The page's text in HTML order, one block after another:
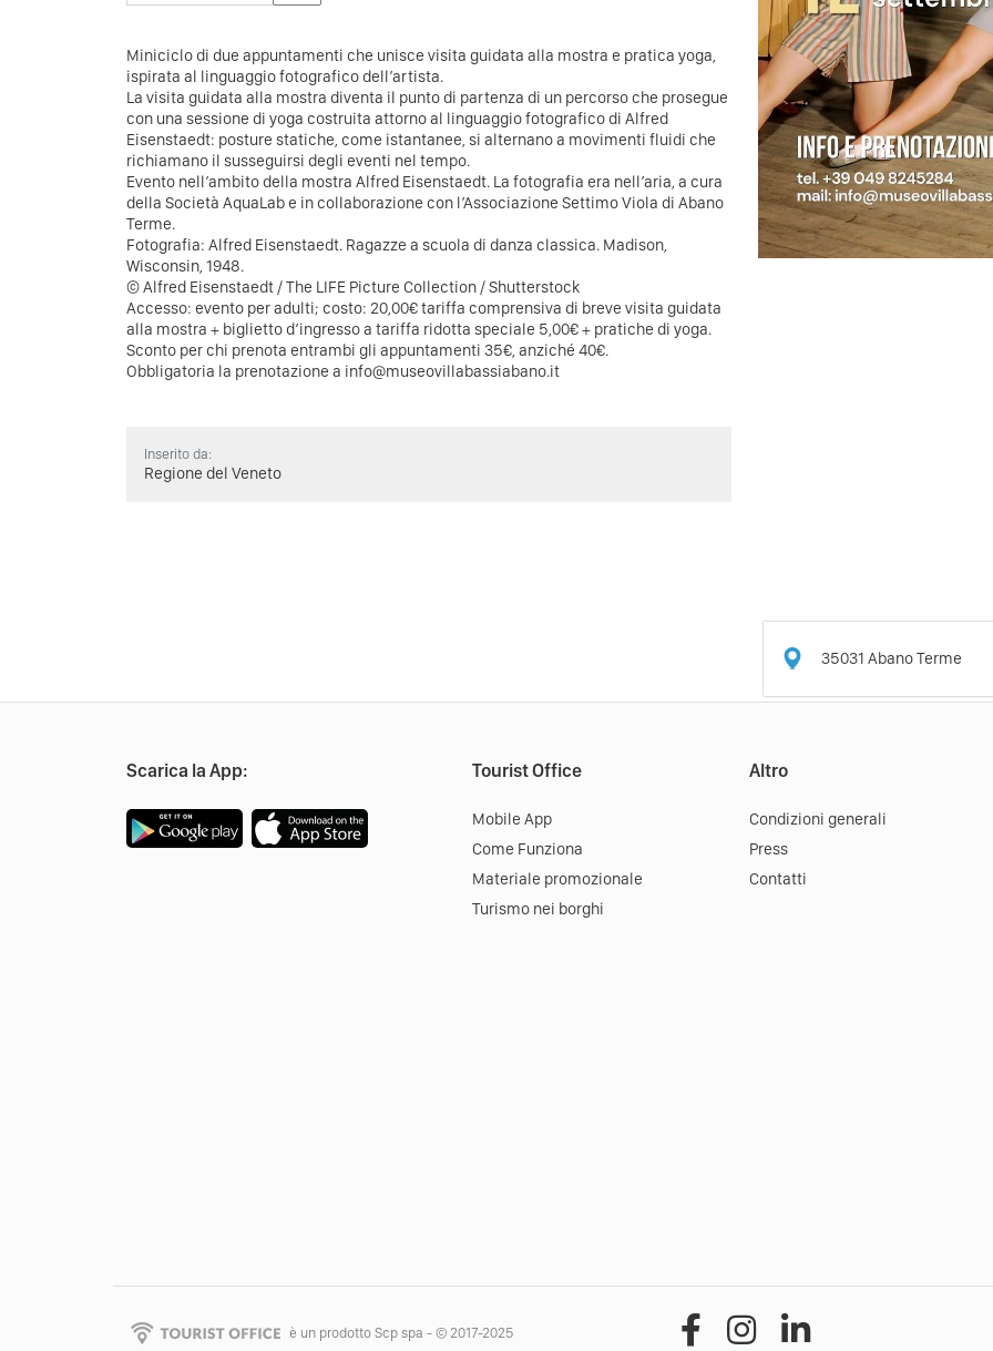
Miniciclo di due appuntamenti che unisce visita guidata alla mostra e pratica yoga,
ispirata al linguaggio fotografico dell’artista.
La visita guidata alla mostra diventa il punto di partenza di un percorso che prosegue
con una sessione di yoga costruita attorno al linguaggio fotografico di Alfred
Eisenstaedt: posture statiche, come istantanee, si alternano a movimenti fluidi che
richiamano il susseguirsi degli eventi nel tempo.
Evento nell’ambito della mostra Alfred Eisenstaedt. La fotografia era nell’aria, a cura
della Società AquaLab e in collaborazione con l’Associazione Settimo Viola di Abano
Terme.
Fotografia: Alfred Eisenstaedt. Ragazze a scuola di danza classica. Madison,
Wisconsin, 1948.
© Alfred Eisenstaedt / The LIFE Picture Collection / Shutterstock
Accesso: evento per adulti; costo: 20,00€ tariffa comprensiva di breve visita guidata
alla mostra + biglietto d’ingresso a tariffa ridotta speciale 5,00€ + pratiche di yoga.
Sconto per chi prenota entrambi gli appuntamenti 35€, anziché 40€.
Obbligatoria la prenotazione a info@museovillabassiabano.it
Inserito da:
Regione del Veneto
35031 Abano Terme
Scarica la App: Tourist Office
Mobile App
Come Funziona
Materiale promozionale
Turismo nei borghi
Altro
Condizioni generali
Press
Contatti
è un prodotto Scp spa - © 2017-2025